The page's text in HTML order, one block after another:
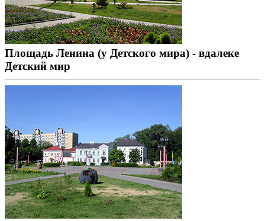
Площадь Ленина (у Детского мира) - вдалеке
Детский мир